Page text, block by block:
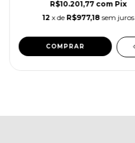
R$10.201,77 com Pix
12 x de R$977,18 sem juros